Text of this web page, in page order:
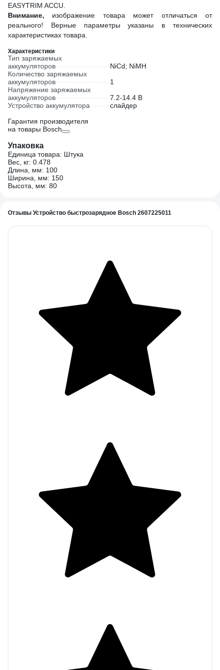
EASYTRIM ACCU.
Внимание, изображение товара может отличаться от
реального! Верные параметры указаны в технических
характеристиках товара.
Характеристики
Тип заряжаемых
аккумуляторов
NiCd; NiMH
Количество заряжаемых
аккумуляторов
1
Напряжение заряжаемых
аккумуляторов
7.2-14.4 В
Устройство аккумулятора
слайдер
Гарантия производителя
на товары Bosch
Упаковка
Единица товара: Штука
Вес, кг: 0.478
Длина, мм: 100
Ширина, мм: 150
Высота, мм: 80
Отзывы Устройство быстрозарядное Bosch 2607225011